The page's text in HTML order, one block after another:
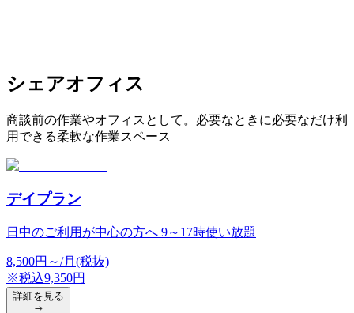
シェアオフィス
商談前の作業やオフィスとして。必要なときに必要なだけ利
用できる柔軟な作業スペース
デイプラン
日中のご利用が中心の方へ 9～17時使い放題
8,500円 ～/月(税抜)
※税込9,350円
詳細を見る